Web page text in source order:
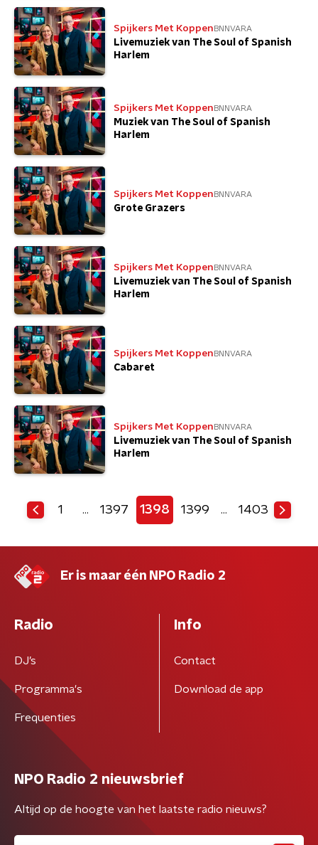
Spijkers Met Koppen BNNVARA
Livemuziek van The Soul of Spanish
Harlem
Spijkers Met Koppen BNNVARA
Muziek van The Soul of Spanish
Harlem
Spijkers Met Koppen BNNVARA
Grote Grazers
Spijkers Met Koppen BNNVARA
Livemuziek van The Soul of Spanish
Harlem
Spijkers Met Koppen BNNVARA
Cabaret
Spijkers Met Koppen BNNVARA
Livemuziek van The Soul of Spanish
Harlem
1 … 1397 1398 1399 … 1403
Er is maar één NPO Radio 2
Radio
DJ’s
Programma's
Frequenties
Info
Contact
Download de app
NPO Radio 2 nieuwsbrief
Altijd op de hoogte van het laatste radio nieuws?